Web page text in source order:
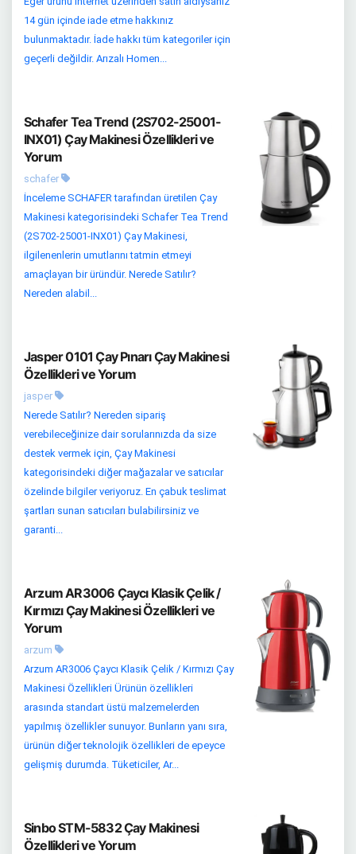
14 gün içinde iade etme hakkınız
bulunmaktadır. İade hakkı tüm kategoriler için
geçerli değildir. Arızalı Homen...
Schafer Tea Trend (2S702-25001-
INX01) Çay Makinesi Özellikleri ve
Yorum
schafer
İnceleme SCHAFER tarafından üretilen Çay
Makinesi kategorisindeki Schafer Tea Trend
(2S702-25001-INX01) Çay Makinesi,
ilgilenenlerin umutlarını tatmin etmeyi
amaçlayan bir üründür. Nerede Satılır?
Nereden alabil...
Jasper 0101 Çay Pınarı Çay Makinesi
Özellikleri ve Yorum
jasper
Nerede Satılır? Nereden sipariş
verebileceğinize dair sorularınızda da size
destek vermek için, Çay Makinesi
kategorisindeki diğer mağazalar ve satıcılar
özelinde bilgiler veriyoruz. En çabuk teslimat
şartları sunan satıcıları bulabilirsiniz ve
garanti...
Arzum AR3006 Çaycı Klasik Çelik /
Kırmızı Çay Makinesi Özellikleri ve
Yorum
arzum
Arzum AR3006 Çaycı Klasik Çelik / Kırmızı Çay
Makinesi Özellikleri Ürünün özellikleri
arasında standart üstü malzemelerden
yapılmış özellikler sunuyor. Bunların yanı sıra,
ürünün diğer teknolojik özellikleri de epeyce
gelişmiş durumda. Tüketiciler, Ar...
Sinbo STM-5832 Çay Makinesi
Özellikleri ve Yorum